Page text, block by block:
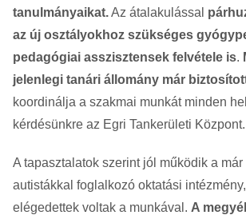
tanulmányaikat.Az átalakulással
az új osztályokhoz szükséges
pedagógiai asszisztensek felvétele is.
jelenlegi tanári állomány már
koordinálja a szakmai munkát minden
kérdésünkre az Egri Tankerületi Központ.
A tapasztalatok szerint jól működik a
autistákkal foglalkozó oktatási
elégedettek voltak a munkával. A